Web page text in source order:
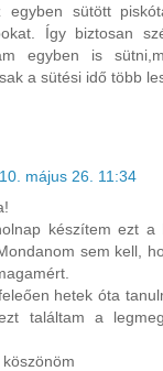
egyben sütött
Így biztosan
egyben is
a sütési idő több
május 26. 11:34
készítem ezt
sem kell,
hetek óta
találtam a